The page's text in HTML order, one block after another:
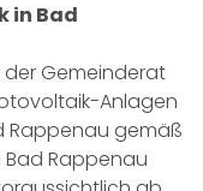
in Bad
Gemeinderat
Anlagen
Rappenau gemäß
Bad Rappenau